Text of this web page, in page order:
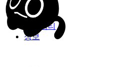
밐타운
피드
커뮤니티
정보